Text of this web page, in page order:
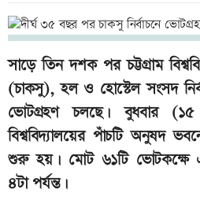
সাড়ে তিন দশক পর চট্টগ্রাম
(চাকসু), হল ও হোস্টেল সংসদ
ভোটগ্রহণ চলছে। বুধবার
বিশ্ববিদ্যালয়ের পাঁচটি অনুষদ
শুরু হয়। মোট ৬১টি ভোটকক্ষে
৪টা পর্যন্ত।